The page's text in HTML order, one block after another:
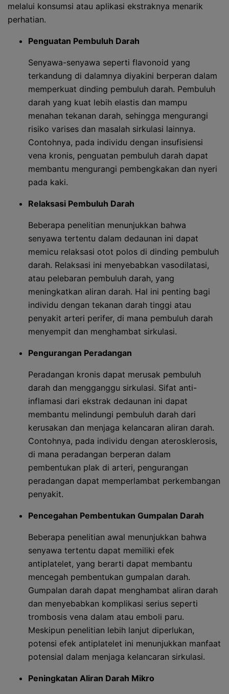
melalui konsumsi atau aplikasi ekstraknya menarik
perhatian.
Penguatan Pembuluh Darah
Senyawa-senyawa seperti flavonoid yang
terkandung di dalamnya diyakini berperan dalam
memperkuat dinding pembuluh darah. Pembuluh
darah yang kuat lebih elastis dan mampu
menahan tekanan darah, sehingga mengurangi
risiko varises dan masalah sirkulasi lainnya.
Contohnya, pada individu dengan insufisiensi
vena kronis, penguatan pembuluh darah dapat
membantu mengurangi pembengkakan dan nyeri
pada kaki.
Relaksasi Pembuluh Darah
Beberapa penelitian menunjukkan bahwa
senyawa tertentu dalam dedaunan ini dapat
memicu relaksasi otot polos di dinding pembuluh
darah. Relaksasi ini menyebabkan vasodilatasi,
atau pelebaran pembuluh darah, yang
meningkatkan aliran darah. Hal ini penting bagi
individu dengan tekanan darah tinggi atau
penyakit arteri perifer, di mana pembuluh darah
menyempit dan menghambat sirkulasi.
Pengurangan Peradangan
Peradangan kronis dapat merusak pembuluh
darah dan mengganggu sirkulasi. Sifat anti-
inflamasi dari ekstrak dedaunan ini dapat
membantu melindungi pembuluh darah dari
kerusakan dan menjaga kelancaran aliran darah.
Contohnya, pada individu dengan aterosklerosis,
di mana peradangan berperan dalam
pembentukan plak di arteri, pengurangan
peradangan dapat memperlambat perkembangan
penyakit.
Pencegahan Pembentukan Gumpalan Darah
Beberapa penelitian awal menunjukkan bahwa
senyawa tertentu dapat memiliki efek
antiplatelet, yang berarti dapat membantu
mencegah pembentukan gumpalan darah.
Gumpalan darah dapat menghambat aliran darah
dan menyebabkan komplikasi serius seperti
trombosis vena dalam atau emboli paru.
Meskipun penelitian lebih lanjut diperlukan,
potensi efek antiplatelet ini menunjukkan manfaat
potensial dalam menjaga kelancaran sirkulasi.
Peningkatan Aliran Darah Mikro